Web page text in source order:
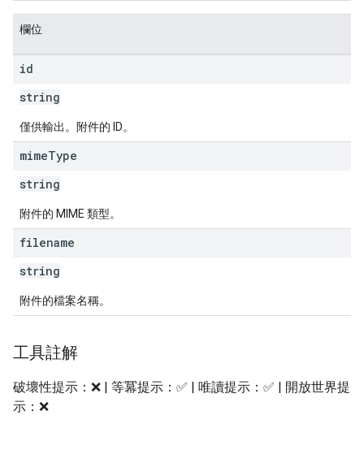
欄位
id
string
僅供輸出。附件的 ID。
mimeType
string
附件的 MIME 類型。
filename
string
附件的檔案名稱。
工具註解
破壞性提示：❌ | 等冪提示：✅ | 唯讀提示：✅ | 開放世界提
示：❌